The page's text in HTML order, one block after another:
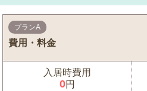
プランA
費用・料金
入居時費用
0円